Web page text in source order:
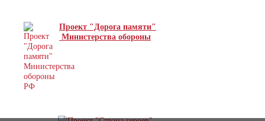
Проект "Дорога памяти"
Министерства обороны